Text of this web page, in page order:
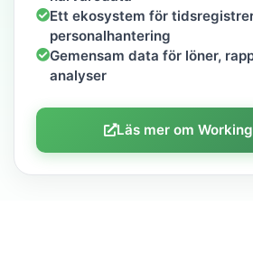
Ett ekosystem för
personalhantering
Gemensam data för löner,
analyser
Läs mer om